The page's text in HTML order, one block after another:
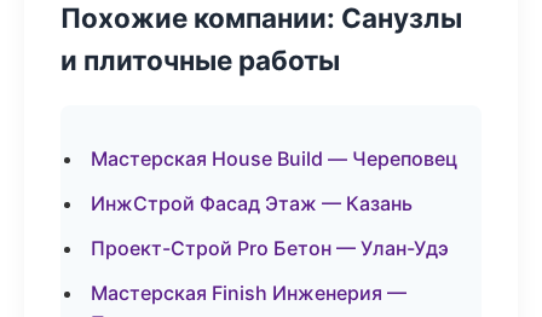
Похожие компании: Санузлы
и плиточные работы
Мастерская House Build — Череповец
ИнжСтрой Фасад Этаж — Казань
Проект-Строй Pro Бетон — Улан-Удэ
Мастерская Finish Инженерия —